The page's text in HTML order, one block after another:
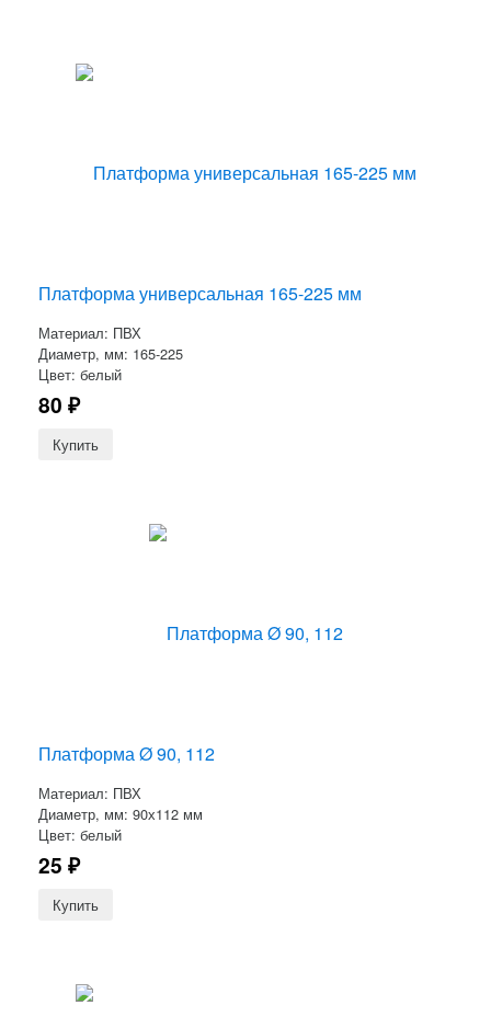
Платформа универсальная 165-225 мм
Материал: ПВХ
Диаметр, мм: 165-225
Цвет: белый
80 ₽
Платформа Ø 90, 112
Материал: ПВХ
Диаметр, мм: 90х112 мм
Цвет: белый
25 ₽